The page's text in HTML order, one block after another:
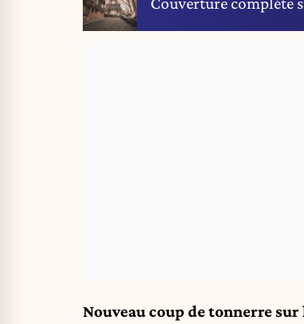
Nouveau coup de tonnerre